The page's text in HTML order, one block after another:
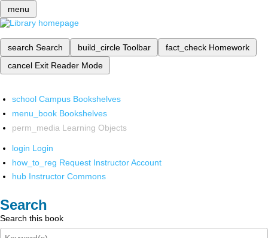
menu
search Search build_circle Toolbar fact_check Homework
cancel Exit Reader Mode
school Campus Bookshelves
menu_book Bookshelves
perm_media Learning Objects
login Login
how_to_reg Request Instructor Account
hub Instructor Commons
Search
Search this book